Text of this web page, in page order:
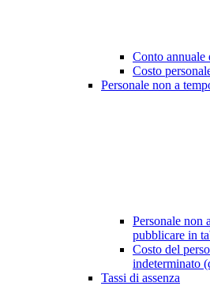
Conto annuale
Costo
Personale non a
Personale non
pubblicare in
Costo del
indeterminato
Tassi di assenza